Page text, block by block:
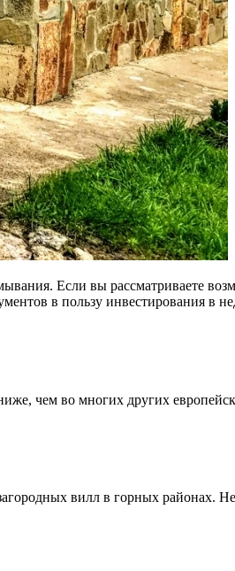
Если вы рассматриваете
в пользу инвестирования в
чем во многих других
вилл в горных районах.